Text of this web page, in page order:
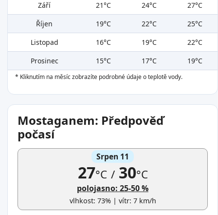
Září
21°C 24°C
27°C
Říjen
19°C 22°C
25°C
Listopad
16°C 19°C
22°C
Prosinec
15°C 17°C 19°C
* Kliknutím na měsíc zobrazíte podrobné údaje o teplotě vody.
Mostaganem: Předpověď
počasí
Srpen 11
27°C /30°C
polojasno: 25-50 %
vlhkost: 73% | vítr: 7 km/h